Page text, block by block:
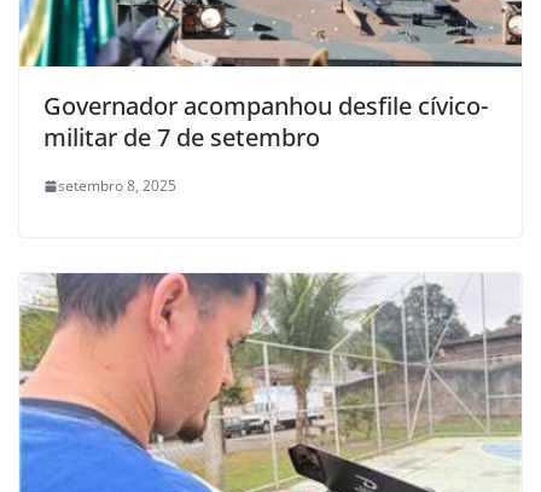
Governador acompanhou desfile cívico-
militar de 7 de setembro
setembro 8, 2025